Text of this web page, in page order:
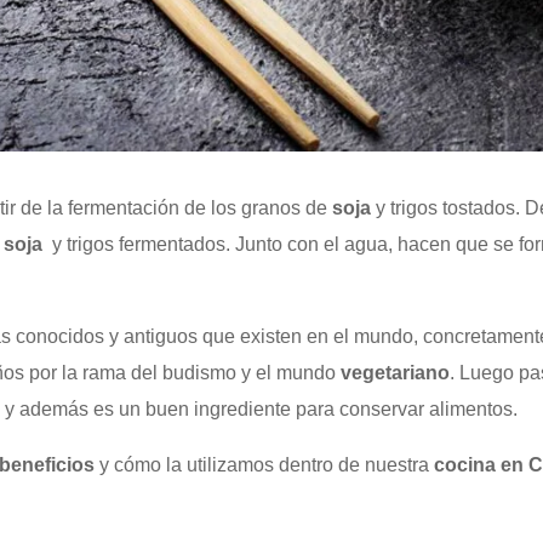
de la fermentación de los granos de soja y trigos tostados.
soja y trigos fermentados. Junto con el agua, hacen que se
conocidos y antiguos que existen en el mundo,
por la rama del budismo y el mundo vegetariano. Luego
y además es un buen ingrediente para conservar alimentos.
beneficios y cómo la utilizamos dentro de nuestra cocina en